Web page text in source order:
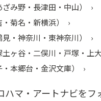
み野・長津田・中山）
菊名・新横浜）
・神奈川・東神奈川）
ヶ谷・二俣川・戸塚・上大
本郷台・金沢文庫）
ハマ・アートナビをフ